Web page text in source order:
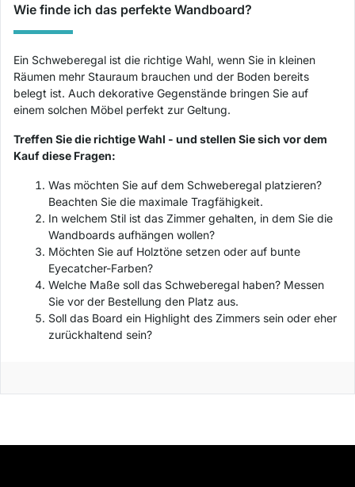
Wie finde ich das perfekte Wandboard?
Ein Schweberegal ist die richtige Wahl, wenn Sie in kleinen
Räumen mehr Stauraum brauchen und der Boden bereits
belegt ist. Auch dekorative Gegenstände bringen Sie auf
einem solchen Möbel perfekt zur Geltung.
Treffen Sie die richtige Wahl - und stellen Sie sich vor dem
Kauf diese Fragen:
Was möchten Sie auf dem Schweberegal platzieren?
Beachten Sie die maximale Tragfähigkeit.
In welchem Stil ist das Zimmer gehalten, in dem Sie die
Wandboards aufhängen wollen?
Möchten Sie auf Holztöne setzen oder auf bunte
Eyecatcher-Farben?
Welche Maße soll das Schweberegal haben? Messen
Sie vor der Bestellung den Platz aus.
Soll das Board ein Highlight des Zimmers sein oder eher
zurückhaltend sein?